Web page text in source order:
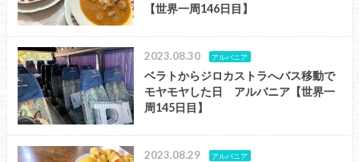
【世界一周146日目】
2023.08.30 アルバニア
ベラトからジロカストラへバス移動で
モヤモヤした日 アルバニア【世界一
周145日目】
2023.08.29 アルバニア